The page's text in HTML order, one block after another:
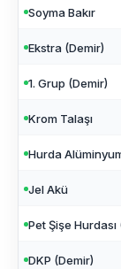
Soyma Bakır
Ekstra (Demir)
1. Grup (Demir)
Krom Talaşı
Hurda
Jel Akü
Pet Şişe Hurdası
DKP (Demir)